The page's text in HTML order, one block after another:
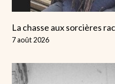
La chasse aux sorcières
7 août 2026